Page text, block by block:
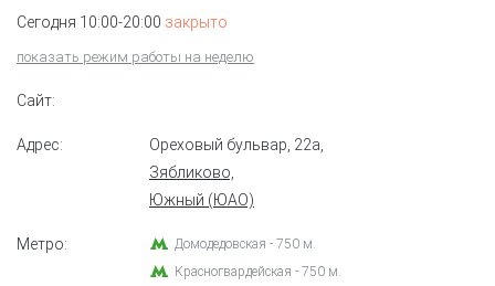
Сегодня 10:00-20:00 закрыто
показать режим работы на неделю
Сайт:
Адрес: Ореховый бульвар, 22а
Зябликово,
Южный (ЮАО)
Метро:
Домодедовская - 750 м.
Красногвардейская - 750 м.